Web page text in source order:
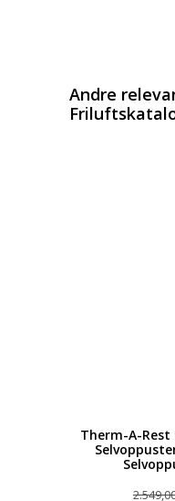
Andre
Therm-A-Rest